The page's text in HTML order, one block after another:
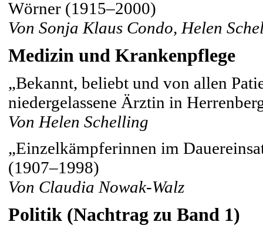
Wörner (1915–2000)
Von Sonja Klaus Condo, Helen
Medizin und Krankenpflege
„Bekannt, beliebt und von allen
niedergelassene Ärztin in
Von Helen Schelling
„Einzelkämpferinnen im
(1907–1998)
Von Claudia Nowak-Walz
Politik (Nachtrag zu Band 1)